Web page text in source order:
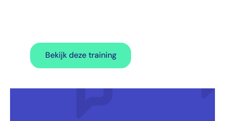
Bekijk deze training